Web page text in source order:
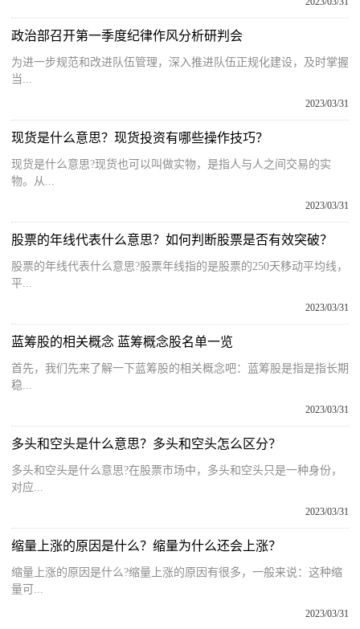
政治部召开第一季度纪律作风分析研判会
为进一步规范和改进队伍管理，深入推进队伍正规化建设，及时掌握
当...
2023/03/31
现货是什么意思？现货投资有哪些操作技巧？
现货是什么意思?现货也可以叫做实物，是指人与人之间交易的实
物。从...
2023/03/31
股票的年线代表什么意思？如何判断股票是否有效突破？
股票的年线代表什么意思?股票年线指的是股票的250天移动平均线，
平...
2023/03/31
蓝筹股的相关概念 蓝筹概念股名单一览
首先，我们先来了解一下蓝筹股的相关概念吧：蓝筹股是指是指长期
稳...
2023/03/31
多头和空头是什么意思？多头和空头怎么区分？
多头和空头是什么意思?在股票市场中，多头和空头只是一种身份，
对应...
2023/03/31
缩量上涨的原因是什么？缩量为什么还会上涨？
缩量上涨的原因是什么?缩量上涨的原因有很多，一般来说：这种缩
量可...
2023/03/31